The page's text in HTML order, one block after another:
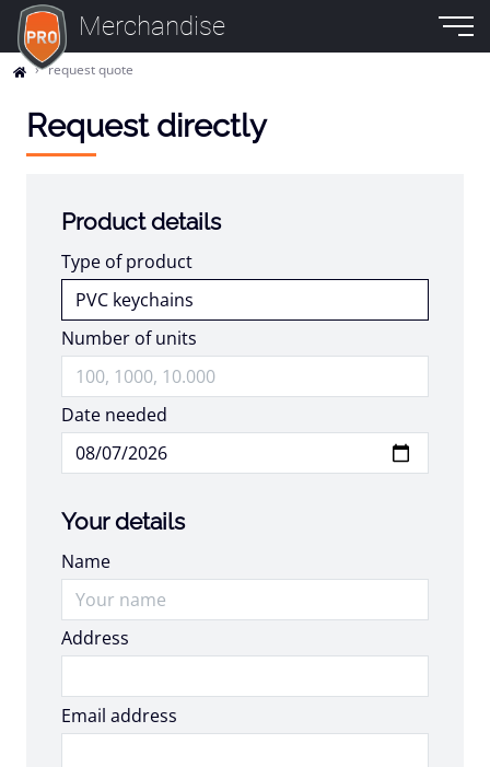
Merchandise
request quote
Request directly
Product details
Type of product
Number of units
Date needed
Your details
Name
Address
Email address
Email address